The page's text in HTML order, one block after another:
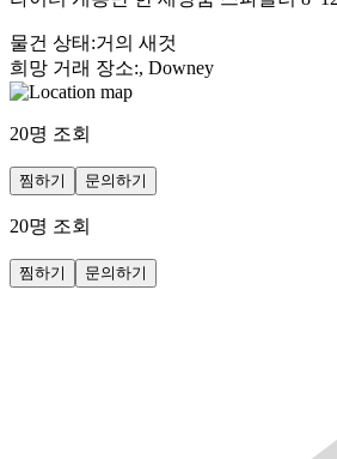
물건 상태 :거의 새것
희망 거래 장소:, Downey
20명 조회
찜하기 문의하기
20명 조회
찜하기 문의하기